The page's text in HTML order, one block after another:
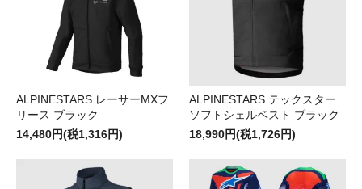
ALPINESTARS レーサーMXフ
リース ブラック
14,480円(税1,316円)
ALPINESTARS テックスター
ソフトシェルベスト ブラック
18,990円(税1,726円)